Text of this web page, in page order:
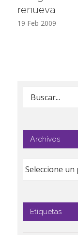
renueva
19 Feb 2009
Buscar:
Archivos
Etiquetas